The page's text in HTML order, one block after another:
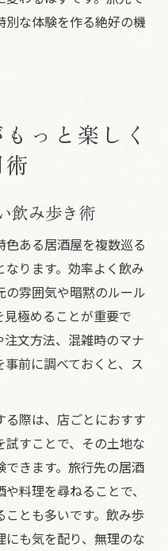
別な体験を作る絶好の機
っと楽しく
飲み歩き術
ある居酒屋を複数巡る
なります。効率よく飲み
雰囲気や暗黙のルール
極めることが重要で
文方法、混雑時のマナ
前に調べておくと、ス
る際は、店ごとにおすす
すことで、その土地な
きます。旅行先の居酒
料理を尋ねることで、
とも多いです。飲み歩
も気を配り、無理のな